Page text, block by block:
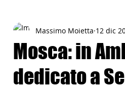
02 - TURISMO DELLE RADICI
04 - ITALIANI ALL'ESTERO Europa
Mosca: in
dedicato a
Massimo Moietta 12 dic